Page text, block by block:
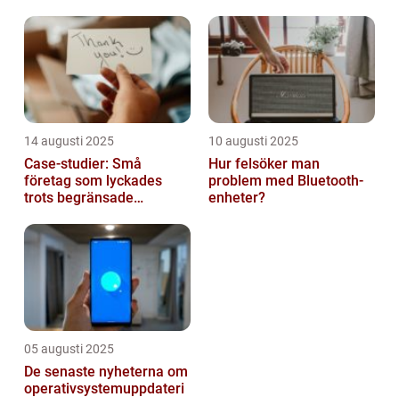
14 augusti 2025
Case-studier: Små
företag som lyckades
trots begränsade
10 augusti 2025
Hur felsöker man
problem med Bluetooth-
enheter?
05 augusti 2025
De senaste nyheterna om
operativsystemuppdateri